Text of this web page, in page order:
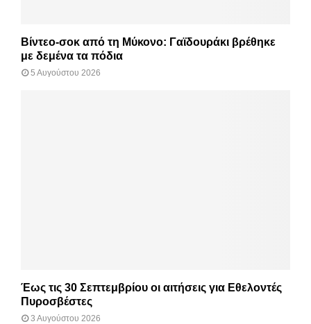
Βίντεο-σοκ από τη Μύκονο: Γαϊδουράκι βρέθηκε
με δεμένα τα πόδια
5 Αυγούστου 2026
Έως τις 30 Σεπτεμβρίου οι αιτήσεις για Εθελοντές
Πυροσβέστες
3 Αυγούστου 2026